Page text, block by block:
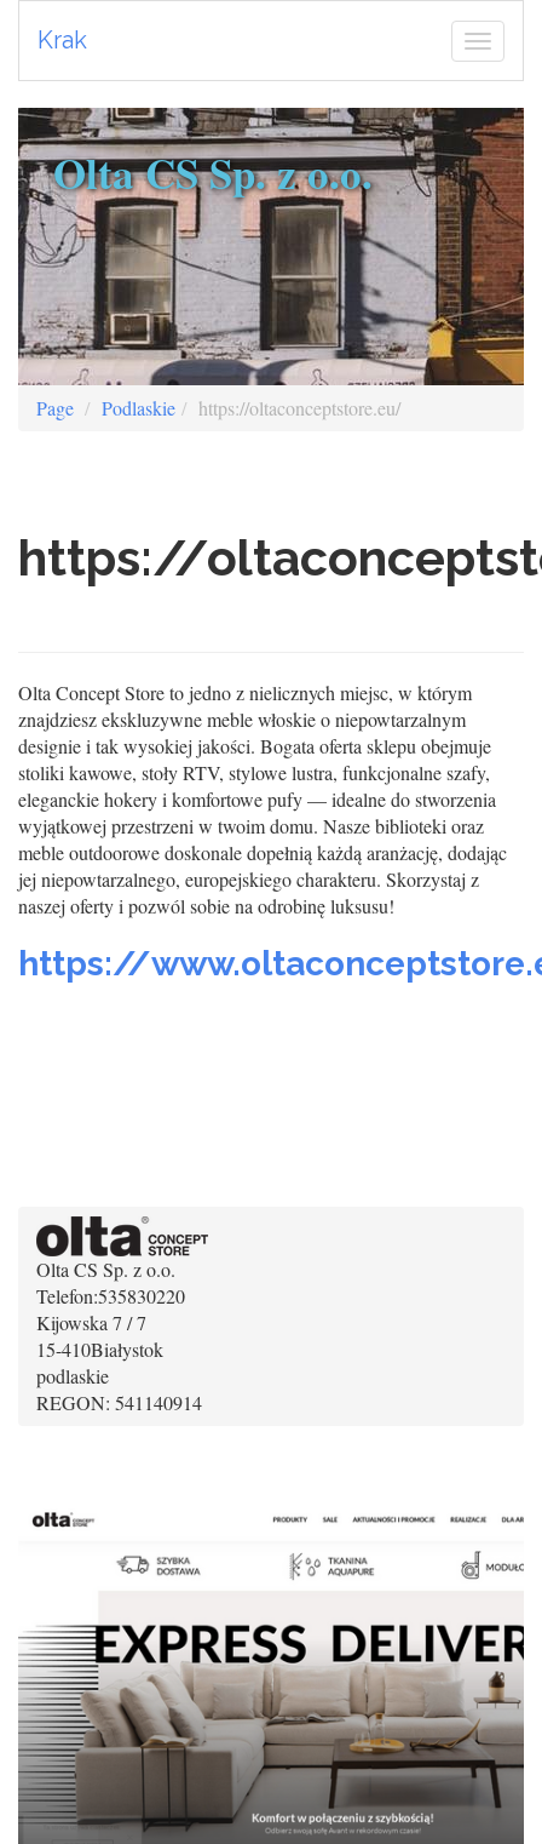
Krak
Olta CS Sp. z o.o.
Page Podlaskie https://oltaconceptstore.eu/
https://
Olta Concept Store to jedno z nielicznych miejsc, w którym
znajdziesz ekskluzywne meble włoskie o niepowtarzalnym
designie i tak wysokiej jakości. Bogata oferta sklepu obejmuje
stoliki kawowe, stoły RTV, stylowe lustra, funkcjonalne szafy,
eleganckie hokery i komfortowe pufy — idealne do stworzenia
wyjątkowej przestrzeni w twoim domu. Nasze biblioteki oraz
meble outdoorowe doskonale dopełnią każdą aranżację, dodając
jej niepowtarzalnego, europejskiego charakteru. Skorzystaj z
naszej oferty i pozwól sobie na odrobinę luksusu!
https://
Olta CS Sp. z o.o.
Telefon:535830220
Kijowska 7 / 7
15-410Białystok
podlaskie
REGON: 541140914